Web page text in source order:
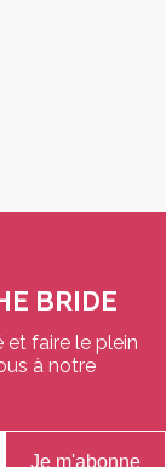
BRIDE
et faire le plein
à notre